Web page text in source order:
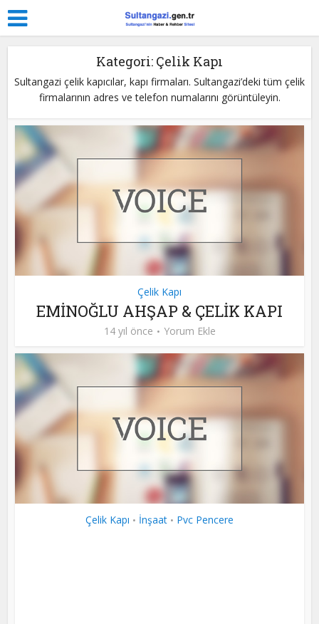
Kategori: Çelik Kapı
Sultangazi çelik kapıcılar, kapı firmaları. Sultangazi’deki tüm çelik
firmalarının adres ve telefon numalarını görüntüleyin.
Çelik Kapı
EMİNOĞLU AHŞAP & ÇELİK KAPI
14 yıl önce Yorum Ekle
Çelik Kapı • İnşaat • Pvc Pencere